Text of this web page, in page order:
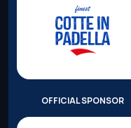
OFFICIAL SPONSOR